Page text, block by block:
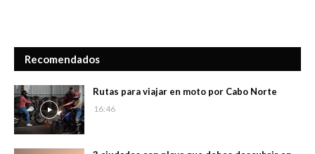
Recomendados
Rutas para viajar en moto por Cabo Norte
16:46